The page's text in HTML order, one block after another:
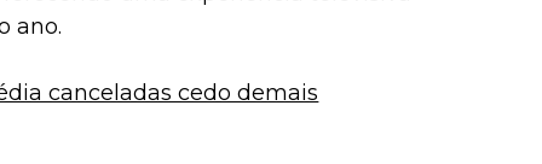
ano.
canceladas cedo demais